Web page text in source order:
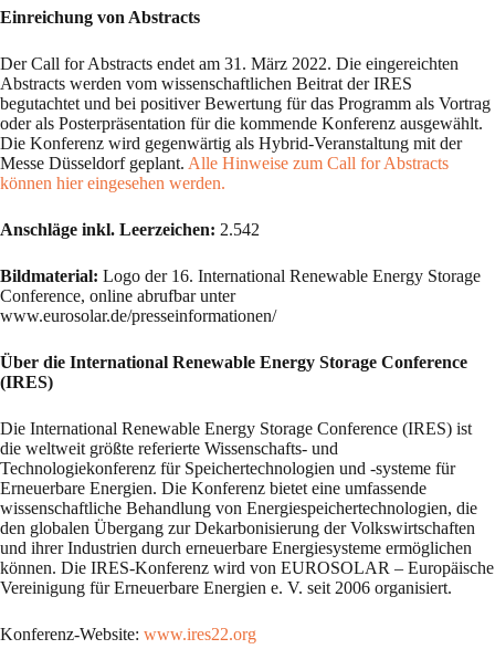
Einreichung von Abstracts
Der Call for Abstracts endet am 31. März 2022. Die eingereichten
Abstracts werden vom wissenschaftlichen Beitrat der IRES
begutachtet und bei positiver Bewertung für das Programm als Vortrag
oder als Posterpräsentation für die kommende Konferenz ausgewählt.
Die Konferenz wird gegenwärtig als Hybrid-Veranstaltung mit der
Messe Düsseldorf geplant. Alle Hinweise zum Call for Abstracts
können hier eingesehen werden.
Anschläge inkl. Leerzeichen: 2.542
Bildmaterial: Logo der 16. International Renewable Energy Storage
Conference, online abrufbar unter
www.eurosolar.de/presseinformationen/
Über die International Renewable Energy Storage Conference
(IRES)
Die International Renewable Energy Storage Conference (IRES) ist
die weltweit größte referierte Wissenschafts- und
Technologiekonferenz für Speichertechnologien und -systeme für
Erneuerbare Energien. Die Konferenz bietet eine umfassende
wissenschaftliche Behandlung von Energiespeichertechnologien, die
den globalen Übergang zur Dekarbonisierung der Volkswirtschaften
und ihrer Industrien durch erneuerbare Energiesysteme ermöglichen
können. Die IRES-Konferenz wird von EUROSOLAR – Europäische
Vereinigung für Erneuerbare Energien e. V. seit 2006 organisiert.
Konferenz-Website: www.ires22.org